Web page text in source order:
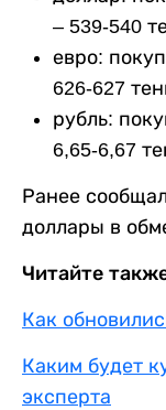
– 539-540
евро:
626-627
рубль:
6,65-6,67
Ранее
доллары в
Читайте
Как
Каким будет
эксперта